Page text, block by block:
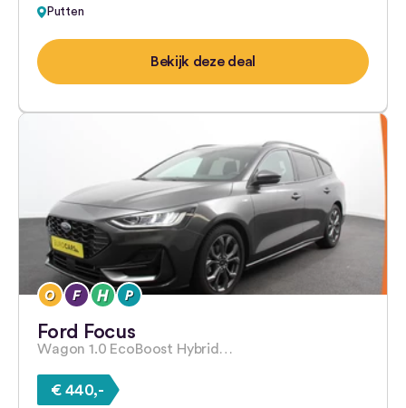
Putten
Bekijk deze deal
Ford Focus
Wagon 1.0 EcoBoost Hybrid…
€ 440,-